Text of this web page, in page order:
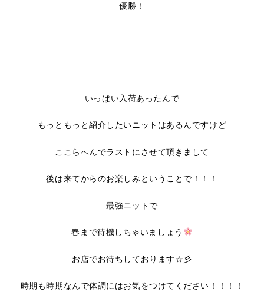
優勝！
いっぱい入荷あったんで
もっともっと紹介したいニットはあるんですけど
ここらへんでラストにさせて頂きまして
後は来てからのお楽しみということで！！！
最強ニットで
春まで待機しちゃいましょう
お店でお待ちしております☆彡
時期も時期なんで体調にはお気をつけてください！！！！